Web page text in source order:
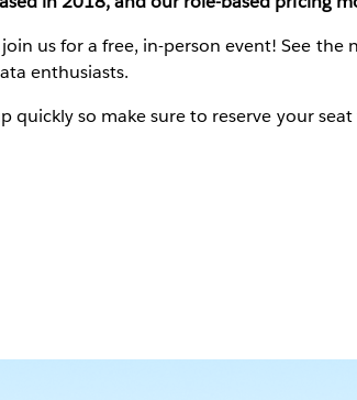
us for a free, in-person event! See
enthusiasts.
quickly so make sure to reserve your seat